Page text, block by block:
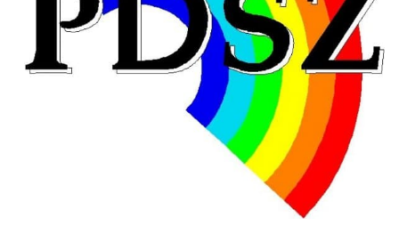
Hongrie : du changement pour les politiques
éducatives, aussi !
25 juin 2026
En Hongrie, le conservateur Peter Magyar et son parti
Tisza "Respect et liberté" ont remporté une large victoire,
contre le premier ministre sortant, Viktor Orban,…